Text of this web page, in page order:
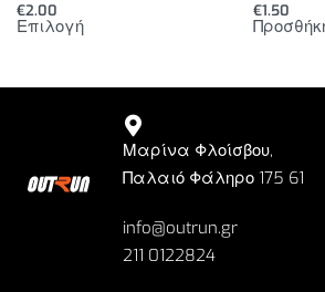
€2.00
Επιλογή
€1.50
Μαρίνα Φλοίσβου,
Παλαιό Φάληρο 175 61
info@outrun.gr
211 0122824